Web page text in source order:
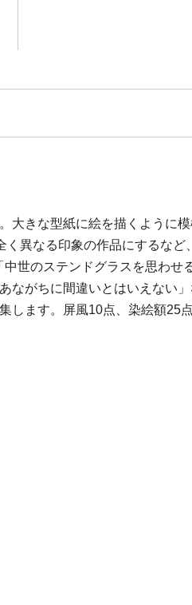
きな型紙に絵を描くように
異なる印象の作品にするなど
世のステンドグラスを思わせ
がちに間違いとはいえない
ます。屏風10点、染絵額25